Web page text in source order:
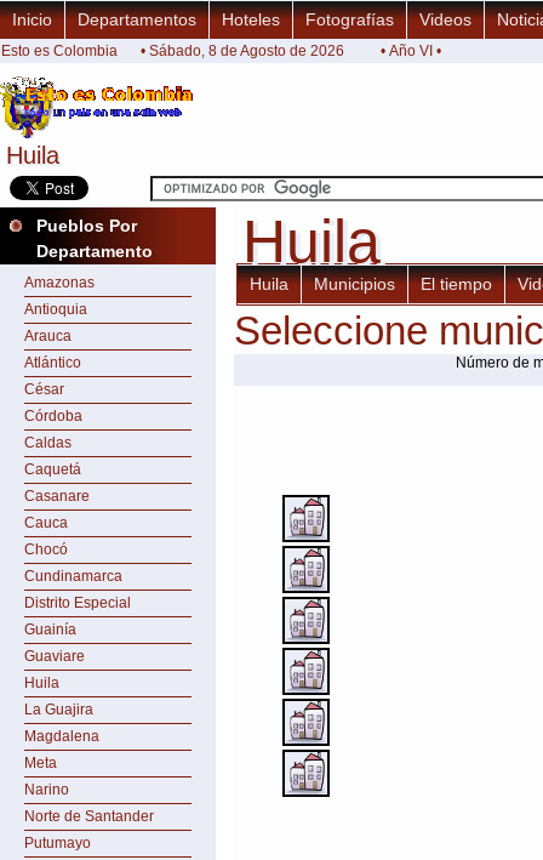
Huila
Huila
Inicio Departamentos Hoteles Fotografías Videos
Esto es Colombia • Sábado, 8 de Agosto de 2026 • Año VI •
Pueblos Por
Departamento
Amazonas
Antioquia
Arauca
Atlántico
César
Córdoba
Caldas
Caquetá
Casanare
Cauca
Chocó
Cundinamarca
Distrito Especial
Guainía
Guaviare
Huila
La Guajira
Magdalena
Meta
Narino
Norte de Santander
Putumayo
Huila
Huila
Huila Municipios El tiempo
Seleccione
Número de